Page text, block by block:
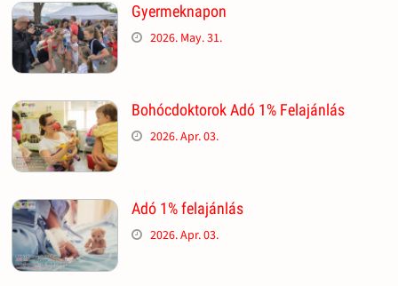
Gyermeknapon
2026. May. 31.
Bohócdoktorok Adó 1% Felajánlás
2026. Apr. 03.
Adó 1% felajánlás
2026. Apr. 03.